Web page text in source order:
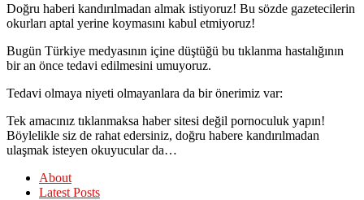
Doğru haberi kandırılmadan almak istiyoruz! Bu sözde gazetecilerin
okurları aptal yerine koymasını kabul etmiyoruz!
Bugün Türkiye medyasının içine düştüğü bu tıklanma hastalığının
bir an önce tedavi edilmesini umuyoruz.
Tedavi olmaya niyeti olmayanlara da bir önerimiz var:
Tek amacınız tıklanmaksa haber sitesi değil pornoculuk yapın!
Böylelikle siz de rahat edersiniz, doğru habere kandırılmadan
ulaşmak isteyen okuyucular da…
About
Latest Posts